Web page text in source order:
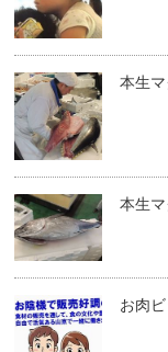
本生
本生
お肉